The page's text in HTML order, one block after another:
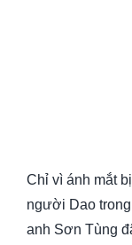
Chỉ vì ánh mắt
người Dao
anh Sơn Tùng